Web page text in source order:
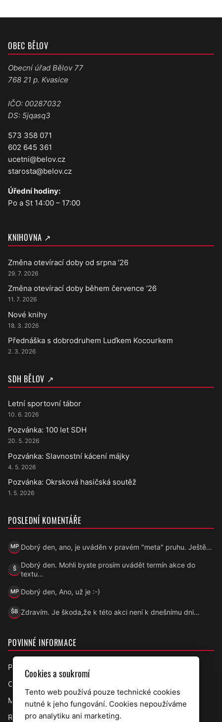
OBEC BĚLOV
Obecní úřad Bělov 77
768 21 p. Kvasice
IČO: 00287032
DS: 5jqasq3
573 358 071
602 645 361
ucetni@belov.cz
starosta@belov.cz
Úřední hodiny:
Po a St 14:00 – 17:00
KNIHOVNA ↗
Změna otevírací doby od srpna ’26
29. 7. 2026
Změna otevírací doby během července ’26
11. 7. 2026
Nové knihy
18. 3. 2026
Přednáška s dobrodruhem Luďkem Kocourkem
2. 3. 2026
SDH BĚLOV ↗
Letní sportovní tábor
10. 6. 2026
Pozvánka: 100 let SDH
20. 5. 2026
Pozvánka: Slavnostní kácení májky
4. 5. 2026
Pozvánka: Okrsková hasičská soutěž
1. 5. 2026
POSLEDNÍ KOMENTÁŘE
MPMarek Přecechtěl
Dobrý den, ano, je uváděn v pravém "meta" pruhu. Ještě…
ŠŠárka
Dobrý den. Mohli byste prosím uvádět termín akce do
textu…
MP
Marek Přecechtěl
Dobrý den, Ano, už je :-)
ŠBŠárka B.
Zdravím. Je škoda,že k této akci není k dnešnímu dni…
POVINNÉ INFORMACE
Prohlášení o přístupnosti
Ochrana osobních údajů
Mapa webu
RSS úřední deska
Cookies a soukromí
Tento web používá pouze technické cookies
nutné k jeho fungování. Cookies nepoužíváme
pro analytiku ani marketing.